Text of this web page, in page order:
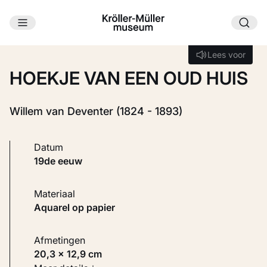
Ga naar hoofdinhoud
Lees voor
Lees voor
HOEKJE VAN EEN OUD HUIS
Willem van Deventer (1824 - 1893)
Datum
19de eeuw
Materiaal
Aquarel op papier
Afmetingen
20,3 × 12,9 cm